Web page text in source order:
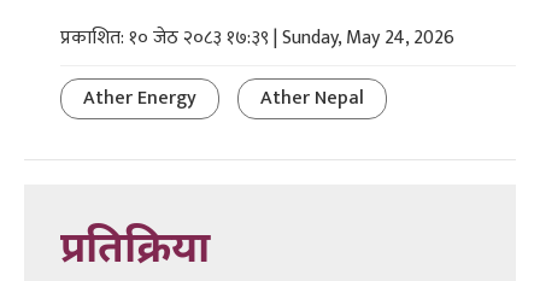
प्रकाशित: १० जेठ २०८३ १७:३९ | Sunday, May 24, 2026
Ather Energy
Ather Nepal
प्रतिक्रिया